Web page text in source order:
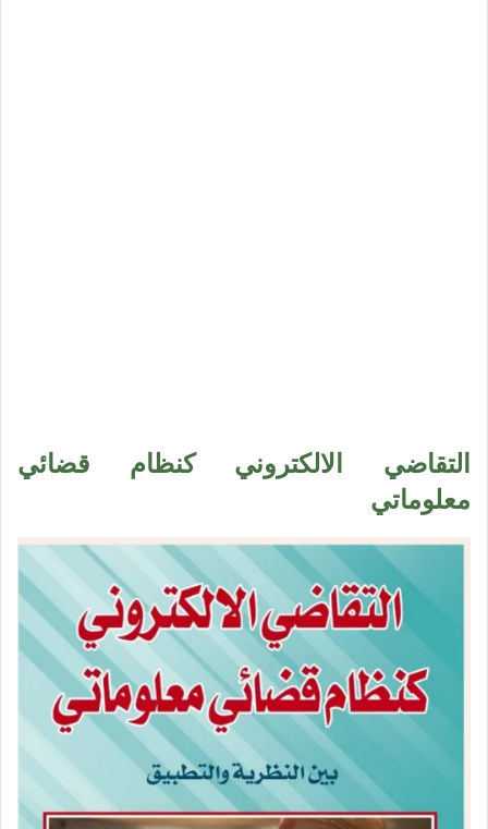
التقاضي الالكتروني كنظام قضائي
معلوماتي